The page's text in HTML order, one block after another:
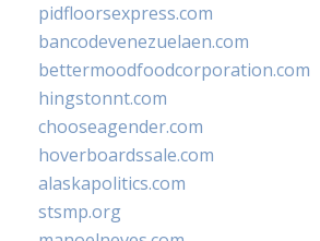
pidfloorsexpress.com
bancodevenezuelaen.com
bettermoodfoodcorporation.com
hingstonnt.com
chooseagender.com
hoverboardssale.com
alaskapolitics.com
stsmp.org